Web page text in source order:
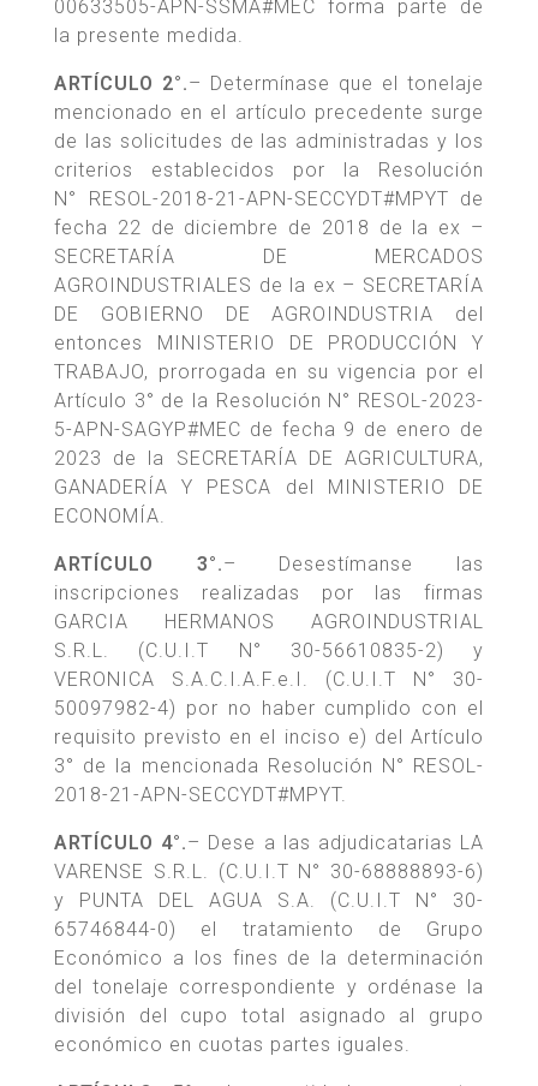
00633505-APN-SSMA#MEC forma parte de
la presente medida.
ARTÍCULO 2°.– Determínase que el tonelaje
mencionado en el artículo precedente surge
de las solicitudes de las administradas y los
criterios establecidos por la Resolución
N° RESOL-2018-21-APN-SECCYDT#MPYT de
fecha 22 de diciembre de 2018 de la ex –
SECRETARÍA DE MERCADOS
AGROINDUSTRIALES de la ex – SECRETARÍA
DE GOBIERNO DE AGROINDUSTRIA del
entonces MINISTERIO DE PRODUCCIÓN Y
TRABAJO, prorrogada en su vigencia por el
Artículo 3° de la Resolución N° RESOL-2023-
5-APN-SAGYP#MEC de fecha 9 de enero de
2023 de la SECRETARÍA DE AGRICULTURA,
GANADERÍA Y PESCA del MINISTERIO DE
ECONOMÍA.
ARTÍCULO 3°.– Desestímanse las
inscripciones realizadas por las firmas
GARCIA HERMANOS AGROINDUSTRIAL
S.R.L. (C.U.I.T N° 30-56610835-2) y
VERONICA S.A.C.I.A.F.e.I. (C.U.I.T N° 30-
50097982-4) por no haber cumplido con el
requisito previsto en el inciso e) del Artículo
3° de la mencionada Resolución N° RESOL-
2018-21-APN-SECCYDT#MPYT.
ARTÍCULO 4°.– Dese a las adjudicatarias LA
VARENSE S.R.L. (C.U.I.T N° 30-68888893-6)
y PUNTA DEL AGUA S.A. (C.U.I.T N° 30-
65746844-0) el tratamiento de Grupo
Económico a los fines de la determinación
del tonelaje correspondiente y ordénase la
división del cupo total asignado al grupo
económico en cuotas partes iguales.